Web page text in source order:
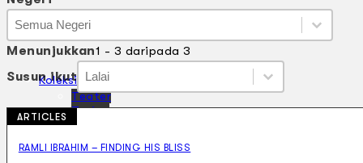
Koleksi Kami
Teater
Tarian
Artikel
Sejarah Lisan
Negeri
Negeri
Negeri
Menunjukkan1 - 3 daripada 3
Susun ikut Susun ikut
Susun ikut
Susun ikut
ARTICLES
RAMLI IBRAHIM – FINDING HIS BLISS